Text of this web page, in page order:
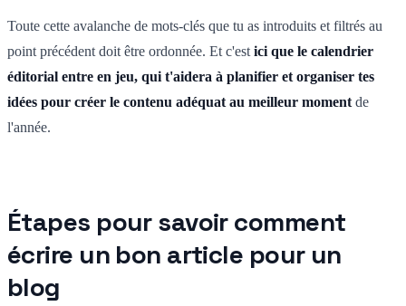
Toute cette avalanche de mots-clés que tu as introduits et filtrés au
point précédent doit être ordonnée. Et c'est ici que le calendrier
éditorial entre en jeu, qui t'aidera à planifier et organiser tes
idées pour créer le contenu adéquat au meilleur moment de
l'année.
Étapes pour savoir comment
écrire un bon article pour un
blog